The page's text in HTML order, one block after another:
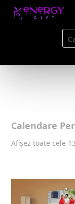
Calendare
Afișez toate cele